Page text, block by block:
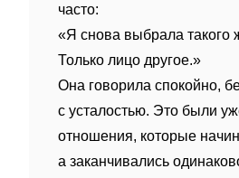
часто:
«Я снова выбрала такого
Только лицо другое.»
Она говорила спокойно,
с усталостью. Это были
отношения, которые
а заканчивались